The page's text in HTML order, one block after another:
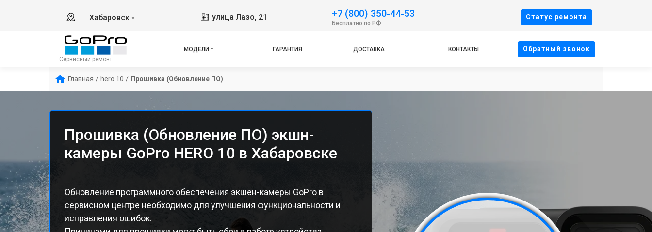
Хабаровск ▼ улица Лазо, 21 +7 (800) 350-44-53
Бесплатно по РФ
Cтатус ремонта
Сервисный ремонт
МОДЕЛИ ГАРАНТИЯ ДОСТАВКА КОНТАКТЫ Oбратный звонок
Главная / hero 10 / Прошивка (Обновление ПО)
Прошивка (Обновление ПО) экшн-
камеры GoPro HERO 10 в Хабаровске
Обновление программного обеспечения экшен-камеры GoPro в
сервисном центре необходимо для улучшения функциональности и
исправления ошибок.